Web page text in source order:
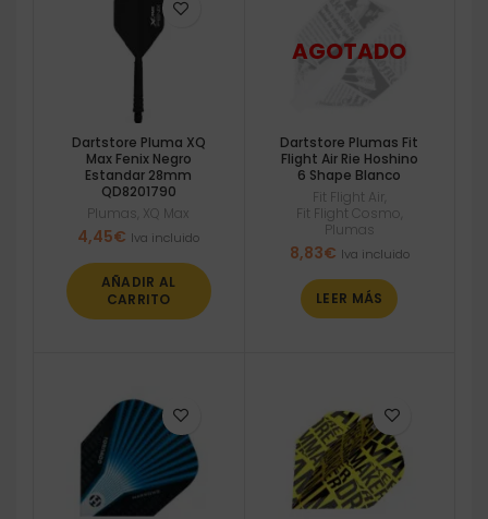
Dartstore Pluma XQ
Max Fenix Negro
Estandar 28mm
QD8201790
Plumas XQ Max
4,45€ Iva incluido
AÑADIR AL
CARRITO
Dartstore Plumas Fit
Flight Air Rie Hoshino
6 Shape Blanco
Fit Flight Air
Fit Flight Cosmo
Plumas
8,83€ Iva incluido
LEER MÁS